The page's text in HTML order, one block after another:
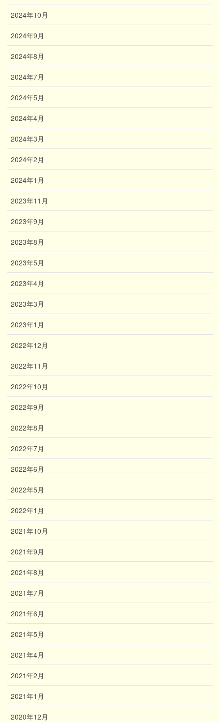
2024年10月
2024年9月
2024年8月
2024年7月
2024年5月
2024年4月
2024年3月
2024年2月
2024年1月
2023年11月
2023年9月
2023年8月
2023年5月
2023年4月
2023年3月
2023年1月
2022年12月
2022年11月
2022年10月
2022年9月
2022年8月
2022年7月
2022年6月
2022年5月
2022年1月
2021年10月
2021年9月
2021年8月
2021年7月
2021年6月
2021年5月
2021年4月
2021年2月
2021年1月
2020年12月